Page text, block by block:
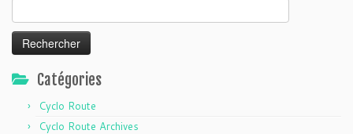
Catégories
Cyclo Route
Cyclo Route Archives